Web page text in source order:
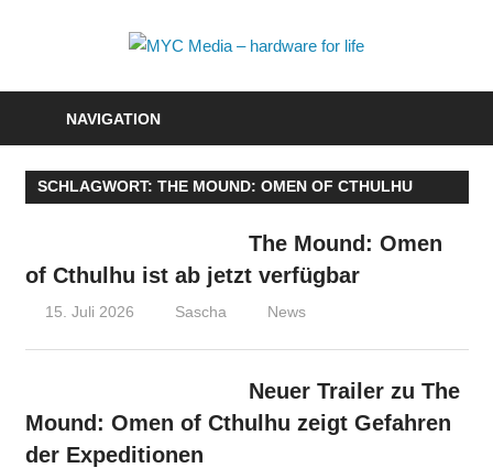
Media
–
for
NAVIGATION
SCHLAGWORT: THE MOUND: OMEN OF CTHULHU
The Mound: Omen
of Cthulhu ist ab jetzt verfügbar
15. Juli 2026 Sascha News
Neuer Trailer zu The
Mound: Omen of Cthulhu zeigt Gefahren
der Expeditionen